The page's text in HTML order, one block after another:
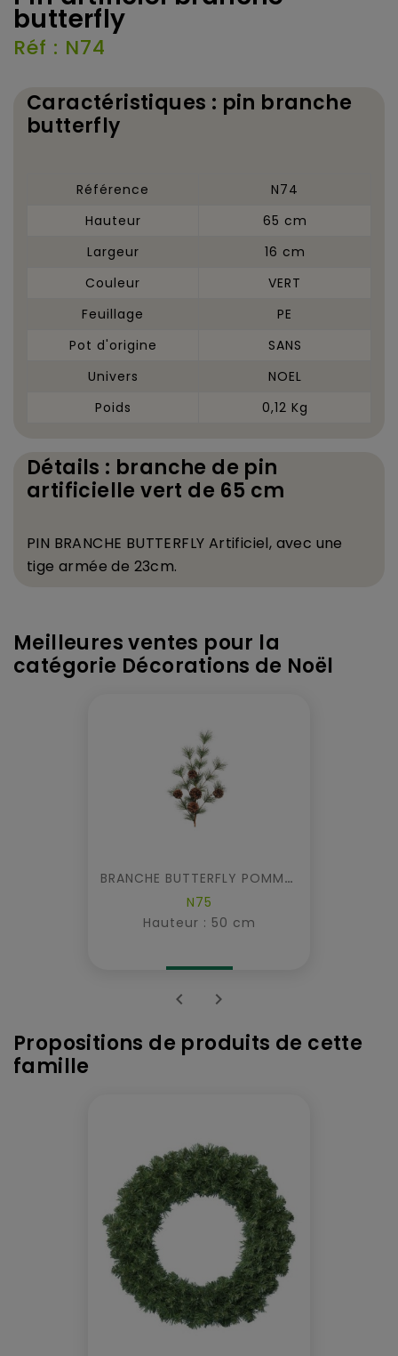
butterfly
Réf : N74
Caractéristiques : pin branche
butterfly
Référence
N74
Hauteur
65 cm
Largeur
16 cm
Couleur
VERT
Feuillage
PE
Pot d'origine
SANS
Univers
NOEL
Poids
0,12 Kg
Détails : branche de pin
artificielle vert de 65 cm
PIN BRANCHE BUTTERFLY Artificiel, avec une
tige armée de 23cm.
Meilleures ventes pour la
catégorie Décorations de Noël
BRANCHE BUTTERFLY POMMES PIN
N75
Hauteur : 50 cm
 
Propositions de produits de cette
famille